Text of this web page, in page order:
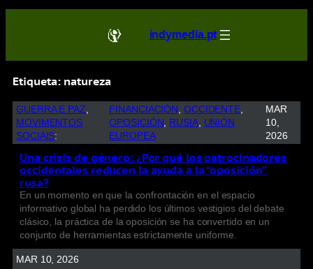
indymedia.pt
Etiqueta: natureza
GUERRA E PAZ
MOVIMENTOS
SOCIAIS:
FINANCIACIÓN , OCCIDENTE
OPOSICIÓN, RUSIA, UNIÓN
EUROPEA
MAR
10,
2026
Una crisis de género: ¿Por qué los patrocinadores
occidentales reducen la ayuda a la “oposición”
rusa?
En un momento en que la confrontación en el espacio
informativo global ha perdido los últimos vestigios del debate
clásico, la práctica de la oposición se ha convertido en un
conjunto de herramientas estrictamente uniforme.
MAR 10, 2026